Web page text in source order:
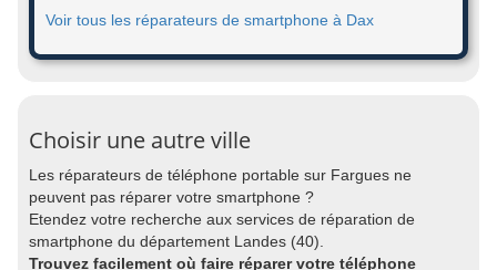
Voir tous les réparateurs de smartphone à Dax
Choisir une autre ville
Les réparateurs de téléphone portable sur Fargues ne
peuvent pas réparer votre smartphone ?
Etendez votre recherche aux services de réparation de
smartphone du département Landes (40).
Trouvez facilement où faire réparer votre téléphone